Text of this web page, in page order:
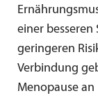
einer
geringeren
Verbindung
Menopause